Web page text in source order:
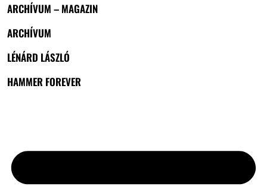
ARCHÍVUM – MAGAZIN
ARCHÍVUM
LÉNÁRD LÁSZLÓ
HAMMER FOREVER